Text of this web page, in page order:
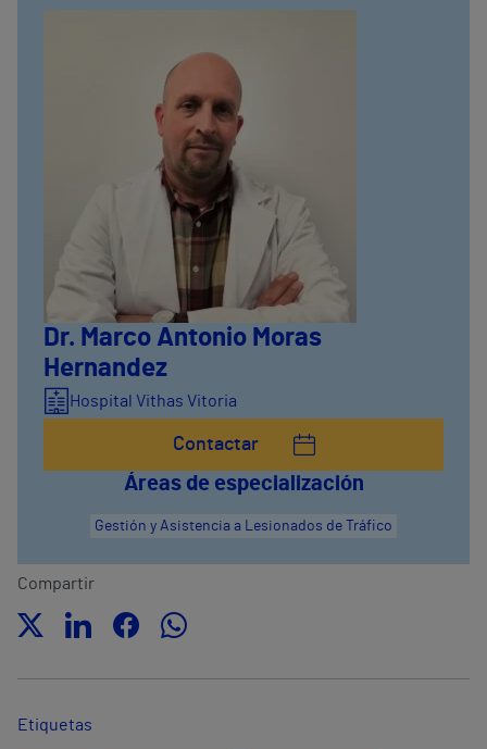
Dr. Marco Antonio Moras
Hernandez
Hospital Vithas Vitoria
Contactar
Áreas de especialización
Gestión y Asistencia a Lesionados de Tráfico
Compartir
Etiquetas